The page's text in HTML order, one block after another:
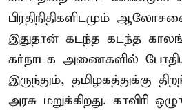
பிரதிநிதிகளிடமும்
இதுதான் கடந்த கடந்த
கர்நாடக அணைகளில்
இருந்தும், தமிழகத்துக்கு
அரசு மறுக்கிறது. காவிரி